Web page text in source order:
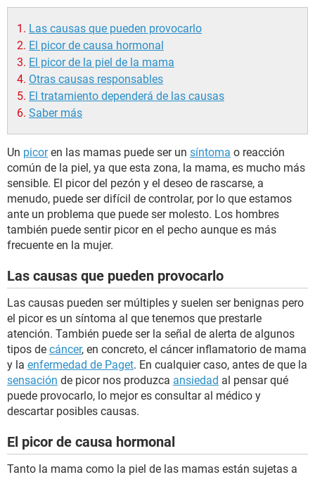
Las causas que pueden provocarlo
El picor de causa hormonal
El picor de la piel de la mama
Otras causas responsables
El tratamiento dependerá de las causas
Saber más
Un picoren las mamas puede ser un síntoma o reacción
común de la piel, ya que esta zona, la mama, es mucho más
sensible. El picor del pezón y el deseo de rascarse, a
menudo, puede ser difícil de controlar, por lo que estamos
ante un problema que puede ser molesto. Los hombres
también puede sentir picor en el pecho aunque es más
frecuente en la mujer.
Las causas que pueden provocarlo
Las causas pueden ser múltiples y suelen ser benignas pero
el picor es un síntoma al que tenemos que prestarle
atención. También puede ser la señal de alerta de algunos
tipos de cáncer, en concreto, el cáncer inflamatorio de mama
y la enfermedad de Paget. En cualquier caso, antes de que la
sensación de picor nos produzca ansiedad al pensar qué
puede provocarlo, lo mejor es consultar al médico y
descartar posibles causas.
El picor de causa hormonal
Tanto la mama como la piel de las mamas están sujetas a